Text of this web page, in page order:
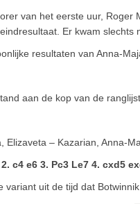
van het eerste uur, Roger
Er kwam slechts
resultaten van Anna-
aan de kop van de
Elizaveta – Kazarian, Anna-
c4 e6 3. Pc3 Le7 4. cxd5
variant uit de tijd dat